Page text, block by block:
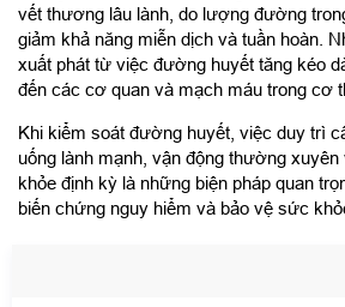
vết thương lâu lành, do lượng đường
giảm khả năng miễn dịch và tuần hoàn.
xuất phát từ việc đường huyết tăng kéo
đến các cơ quan và mạch máu trong cơ
Khi kiểm soát đường huyết, việc duy trì
uống lành mạnh, vận động thường
khỏe định kỳ là những biện pháp quan
biến chứng nguy hiểm và bảo vệ sức